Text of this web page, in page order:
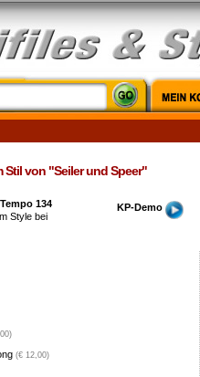
Stil von "Seiler und Speer"
134
Style bei
KP-Demo
(€ 12,00)